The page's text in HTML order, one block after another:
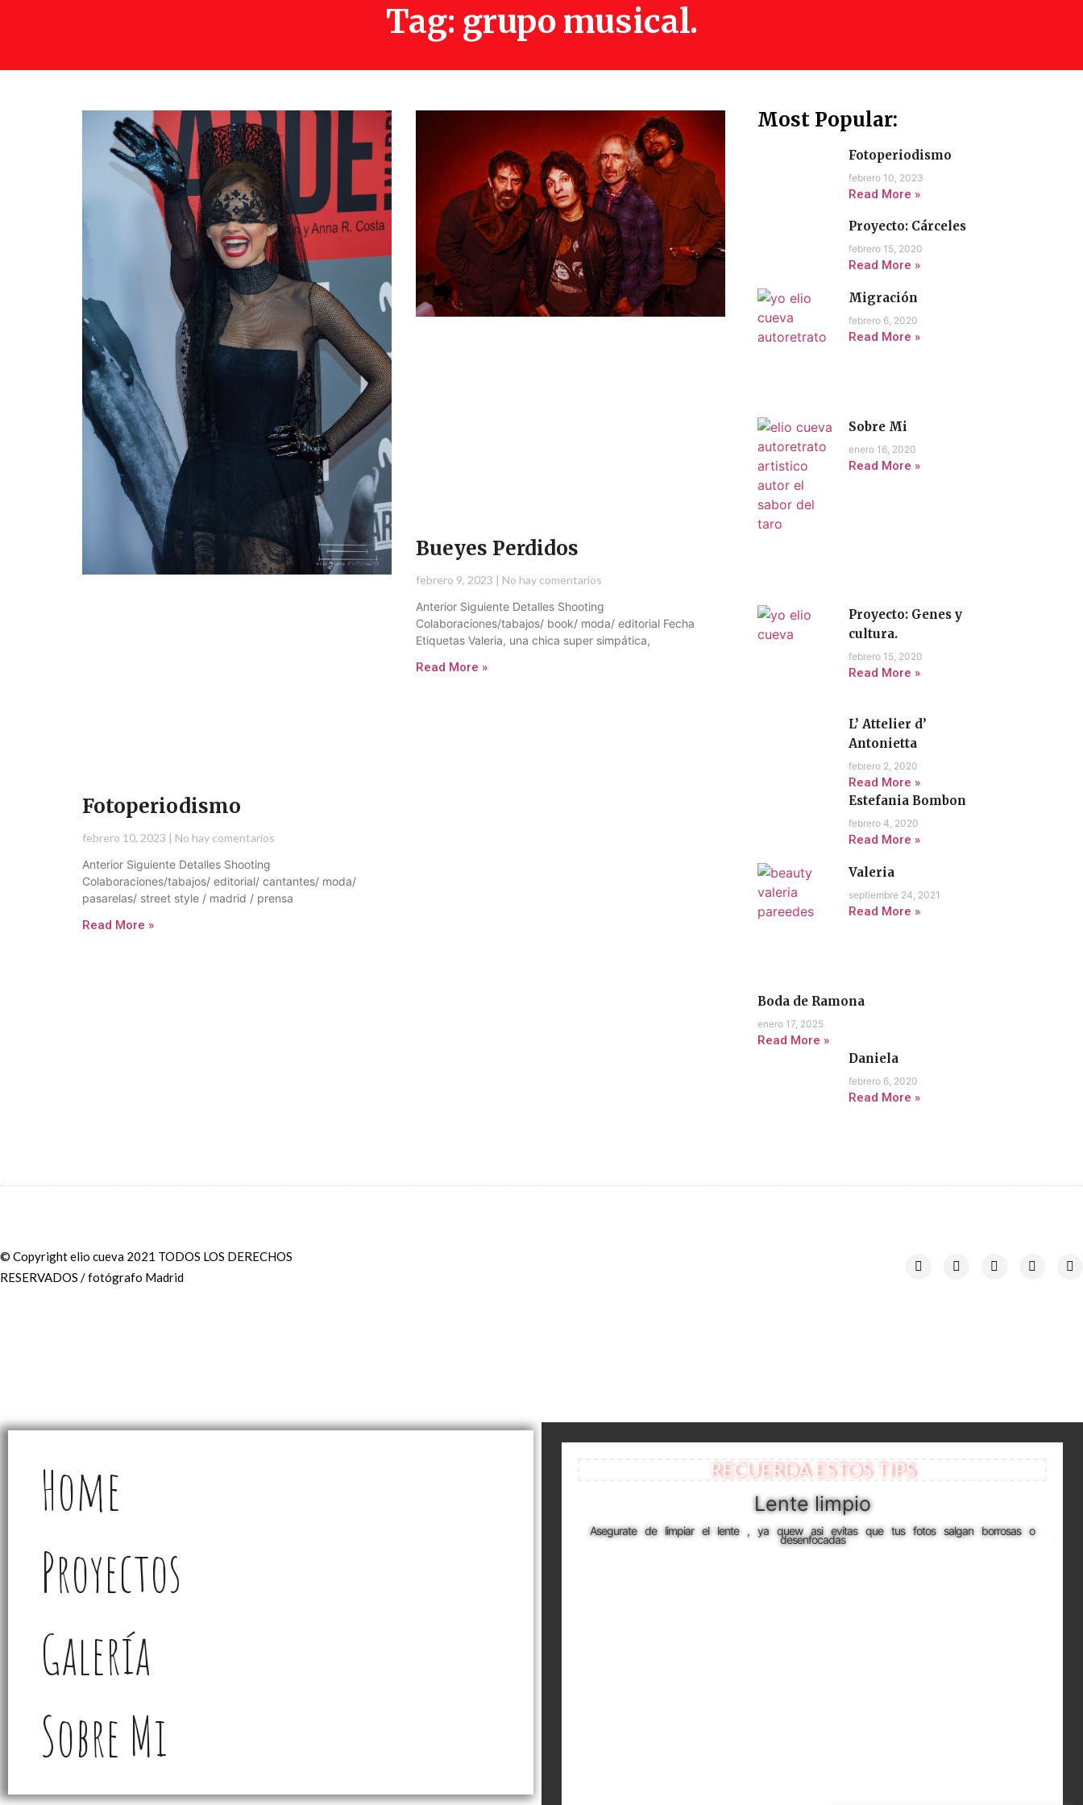
Tag: grupo musical.
Fotoperiodismo
febrero 10, 2023
No hay comentarios
Anterior Siguiente Detalles Shooting
Colaboraciones/tabajos/ editorial/ cantantes/ moda/
pasarelas/ street style / madrid / prensa
Read More »
Bueyes Perdidos
febrero 9, 2023
No hay comentarios
Anterior Siguiente Detalles Shooting
Colaboraciones/tabajos/ book/ moda/ editorial Fecha
Etiquetas Valeria, una chica super simpática,
Read More »
Most Popular:
Fotoperiodismo
febrero 10, 2023
Read More »
Proyecto: Cárceles
febrero 15, 2020
Read More »
Migración
febrero 6, 2020
Read More »
Sobre Mi
enero 16, 2020
Read More »
Proyecto: Genes y
cultura.
febrero 15, 2020
Read More »
L’ Attelier d’
Antonietta
febrero 2, 2020
Read More »
Estefania Bombon
febrero 4, 2020
Read More »
Valeria
septiembre 24, 2021
Read More »
Boda de Ramona
enero 17, 2025
Read More »
Daniela
febrero 6, 2020
Read More »
© Copyright elio cueva 2021 TODOS LOS DERECHOS
RESERVADOS / fotógrafo Madrid
Home
Proyectos
Galería
Sobre Mi
RECUERDA ESTOS TIPS
Lente limpio
Asegurate de limpiar el lente , ya quew asi evitas que tus fotos salgan borrosas o
desenfocadas